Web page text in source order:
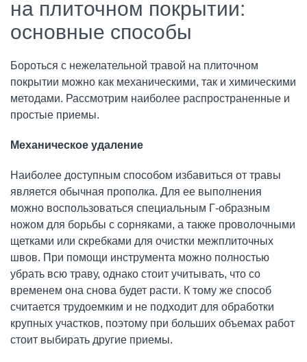
на плиточном покрытии:
основные способы
Бороться с нежелательной травой на плиточном
покрытии можно как механическими, так и химическими
методами. Рассмотрим наиболее распространенные и
простые приемы.
Механическое удаление
Наиболее доступным способом избавиться от травы
является обычная прополка. Для ее выполнения
можно воспользоваться специальным Г-образным
ножом для борьбы с сорняками, а также проволочными
щетками или скребками для очистки межплиточных
швов. При помощи инструмента можно полностью
убрать всю траву, однако стоит учитывать, что со
временем она снова будет расти. К тому же способ
считается трудоемким и не подходит для обработки
крупных участков, поэтому при больших объемах работ
стоит выбирать другие приемы.